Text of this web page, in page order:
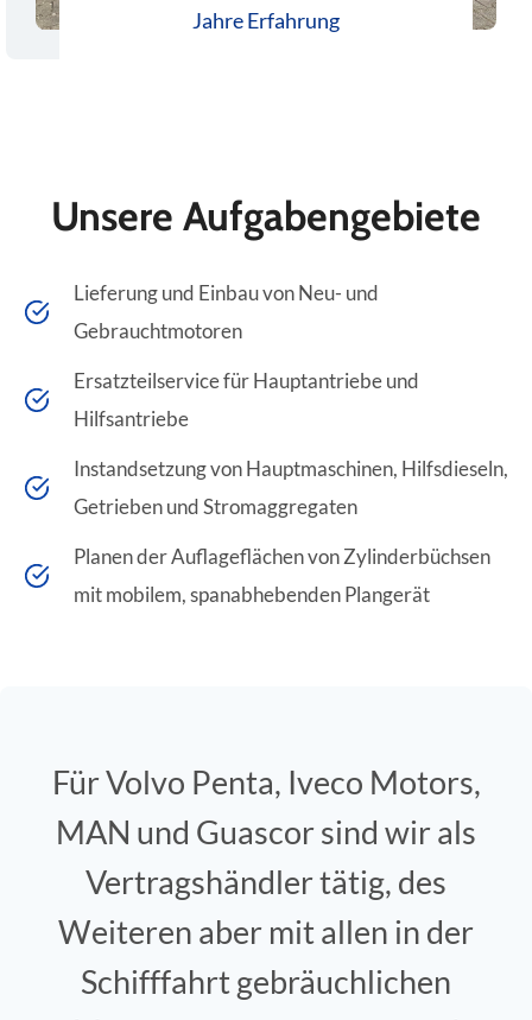
+
Jahre Erfahrung
Unsere Aufgabengebiete
Lieferung und Einbau von Neu- und
Gebrauchtmotoren
Ersatzteilservice für Hauptantriebe und
Hilfsantriebe
Instandsetzung von Hauptmaschinen, Hilfsdieseln,
Getrieben und Stromaggregaten
Planen der Auflageflächen von Zylinderbüchsen
mit mobilem, spanabhebenden Plangerät
Für Volvo Penta, Iveco Motors,
MAN und Guascor sind wir als
Vertragshändler tätig, des
Weiteren aber mit allen in der
Schifffahrt gebräuchlichen